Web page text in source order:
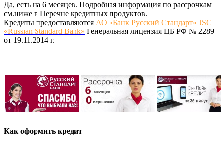
Да, есть на 6 месяцев. Подробная информация по рассрочкам
см.ниже в Перечне кредитных продуктов.
Кредиты предоставляются АО «Банк Русский Стандарт» JSC
«Russian Standard Bank» Генеральная лицензия ЦБ РФ № 2289
от 19.11.2014 г.
Как оформить кредит